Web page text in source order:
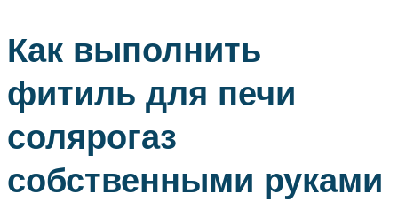
Как выполнить
фитиль для печи
солярогаз
собственными руками